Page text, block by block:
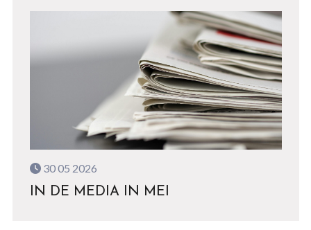
30 05 2026
IN DE MEDIA IN MEI